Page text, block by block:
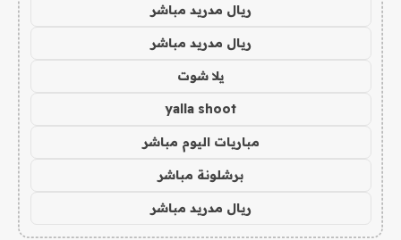
ريال مدريد مباشر
ريال مدريد مباشر
يلا شوت
yalla shoot
مباريات اليوم مباشر
برشلونة مباشر
ريال مدريد مباشر